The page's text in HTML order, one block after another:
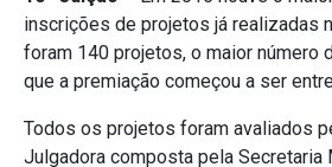
inscrições de projetos já realizadas
foram 140 projetos, o maior número
que a premiação começou a ser
Todos os projetos foram avaliados
Julgadora composta pela Secretaria